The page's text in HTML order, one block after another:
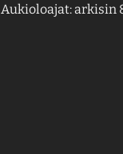
Aukioloajat: arkisin